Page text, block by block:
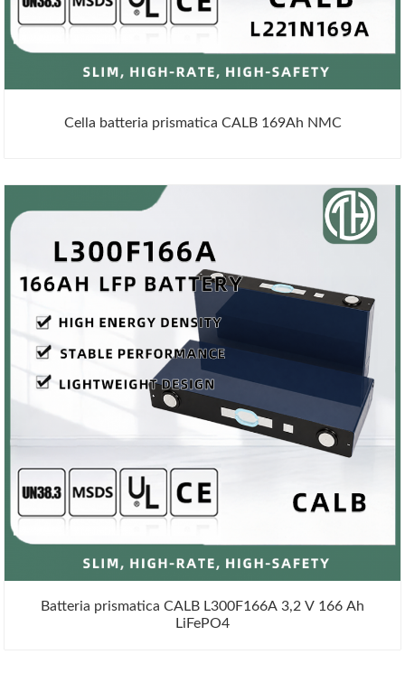
Cella batteria prismatica CALB 169Ah NMC
Batteria prismatica CALB L300F166A 3,2 V 166 Ah
LiFePO4